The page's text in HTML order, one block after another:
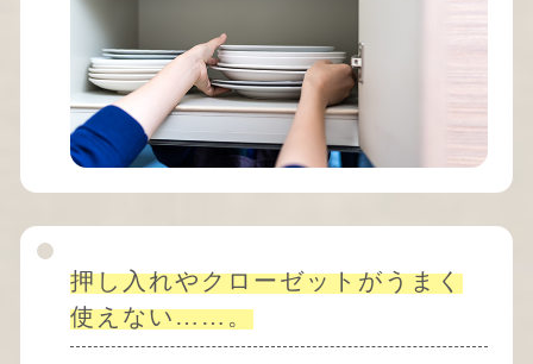
押し入れやクローゼットがうまく
使えない……。